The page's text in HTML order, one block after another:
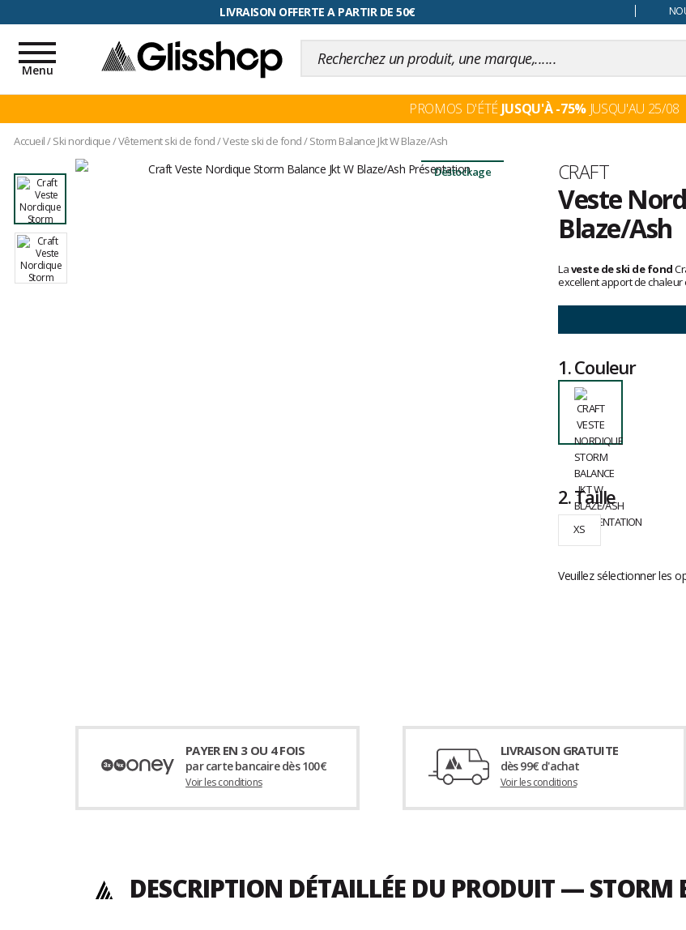
LIVRAISON OFFERTE A PARTIR DE 50€
RETOUR FACILITÉ, 100 jours pour changer d'avis
Toggle
navigation
Menu
PROMOS D'ÉTÉ JUSQU'À -75%JUSQU'AU 25/08
Accueil/Ski nordique/Vêtement ski de fond/Veste ski de fond/Storm Balance Jkt W Blaze/Ash
Déstockage Marque
CRAFT
Veste
Blaze/Ash
avis
clients
Laveste de ski de fond
excellent apport de chaleur
1.Couleur
2.Taille
XS
Veuillez sélectionner les
PAYER EN 3 OU 4 FOIS
par carte bancaire dès 100€
Voir les conditions
LIVRAISON GRATUITE
dès 99€ d'achat
Voir les conditions
DESCRIPTION DÉTAILLÉE DU PRODUIT —